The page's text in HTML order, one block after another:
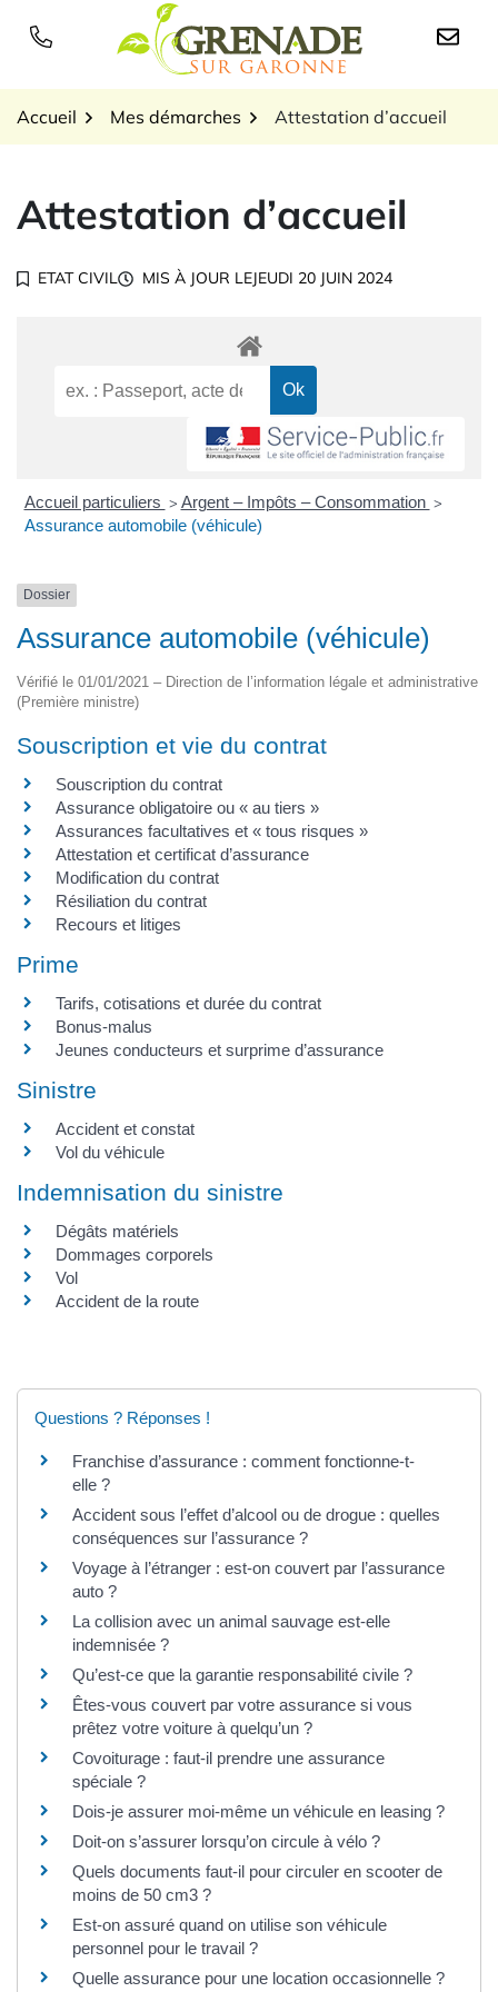
Logo Grenade sur
Accueil Mes démarches Attestation d’accueil
Attestation d’accueil
ETAT CIVIL MIS À JOUR LEJEUDI 20 JUIN 2024
Accueil particuliers > Argent – Impôts – Consommation >
Assurance automobile (véhicule)
Dossier
Assurance automobile (véhicule)
Vérifié le 01/01/2021 – Direction de l’information légale et administrative
(Première ministre)
Souscription et vie du contrat
Souscription du contrat
Assurance obligatoire ou « au tiers »
Assurances facultatives et « tous risques »
Attestation et certificat d’assurance
Modification du contrat
Résiliation du contrat
Recours et litiges
Prime
Tarifs, cotisations et durée du contrat
Bonus-malus
Jeunes conducteurs et surprime d’assurance
Sinistre
Accident et constat
Vol du véhicule
Indemnisation du sinistre
Dégâts matériels
Dommages corporels
Vol
Accident de la route
Questions ? Réponses !
Franchise d’assurance : comment fonctionne-t-
elle ?
Accident sous l’effet d’alcool ou de drogue : quelles
conséquences sur l’assurance ?
Voyage à l’étranger : est-on couvert par l’assurance
auto ?
La collision avec un animal sauvage est-elle
indemnisée ?
Qu’est-ce que la garantie responsabilité civile ?
Êtes-vous couvert par votre assurance si vous
prêtez votre voiture à quelqu’un ?
Covoiturage : faut-il prendre une assurance
spéciale ?
Dois-je assurer moi-même un véhicule en leasing ?
Doit-on s’assurer lorsqu’on circule à vélo ?
Quels documents faut-il pour circuler en scooter de
moins de 50 cm3 ?
Est-on assuré quand on utilise son véhicule
personnel pour le travail ?
Quelle assurance pour une location occasionnelle ?